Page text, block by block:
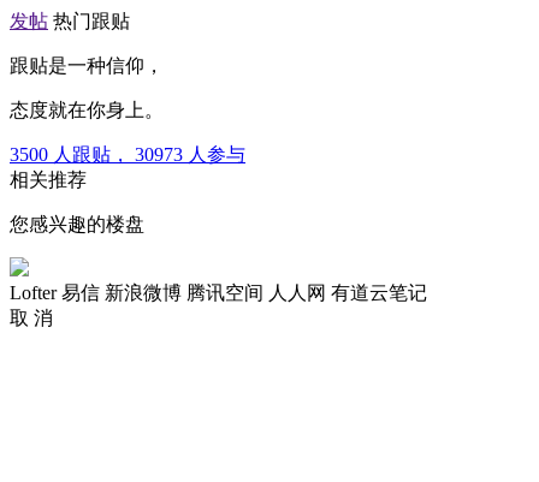
发帖 热门跟贴
跟贴是一种信仰，
态度就在你身上。
3500 人跟贴， 30973 人参与
相关推荐
您感兴趣的楼盘
Lofter 易信 新浪微博 腾讯空间 人人网 有道云笔记
取 消